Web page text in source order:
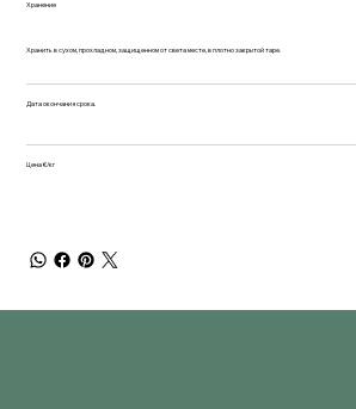
Хранение
Хранить в сухом, прохладном, защищенном от света месте, в плотно закрытой таре.
Дата окончания срока.
Цена €/кг